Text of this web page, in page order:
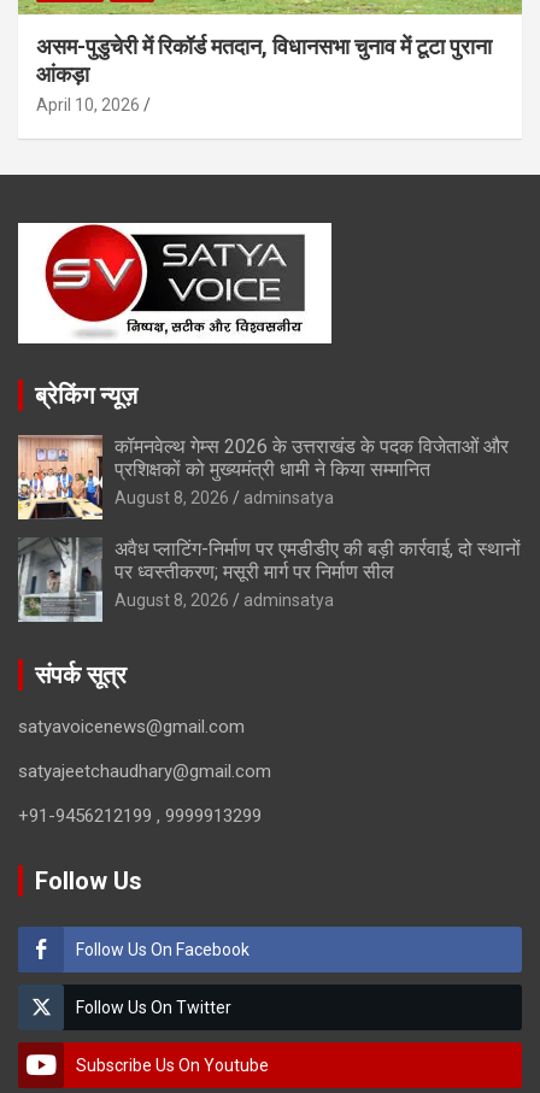
असम-पुडुचेरी में रिकॉर्ड मतदान, विधानसभा चुनाव में टूटा पुराना
आंकड़ा
April 10, 2026
ब्रेकिंग न्यूज़
कॉमनवेल्थ गेम्स 2026 के उत्तराखंड के पदक विजेताओं और
प्रशिक्षकों को मुख्यमंत्री धामी ने किया सम्मानित
August 8, 2026 adminsatya
अवैध प्लाटिंग-निर्माण पर एमडीडीए की बड़ी कार्रवाई, दो स्थानों
पर ध्वस्तीकरण; मसूरी मार्ग पर निर्माण सील
August 8, 2026 adminsatya
संपर्क सूत्र
satyavoicenews@gmail.com
satyajeetchaudhary@gmail.com
+91-9456212199 , 9999913299
Follow Us
Follow Us On Facebook
Follow Us On Twitter
Subscribe Us On Youtube